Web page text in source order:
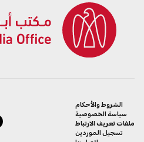
الشروط والأحكام
سياسة الخصوصية
ملفات تعريف الارتباط
تسجيل الموردين